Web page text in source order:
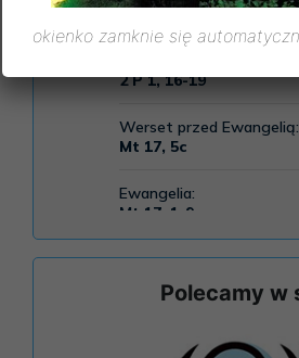
Polecamy w
okienko zamknie się